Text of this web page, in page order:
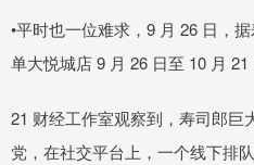
•平时也一位难求，9 月 26 日，
单大悦城店 9 月 26 日至 10 月 21
21 财经工作室观察到，寿司郎巨
党，在社交平台上，一个线下排